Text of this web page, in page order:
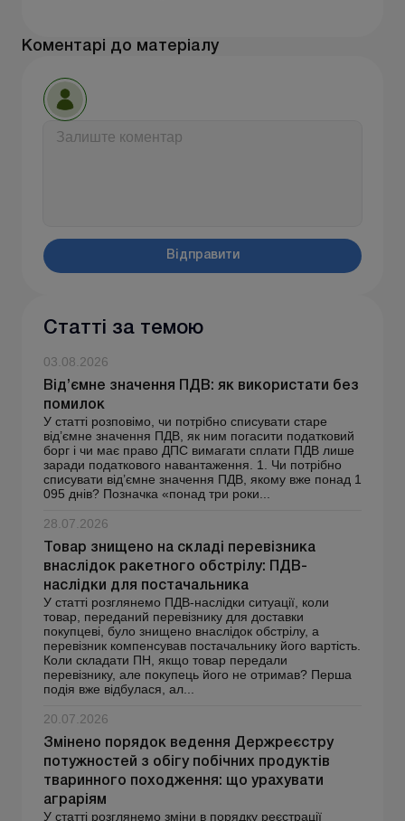
Коментарі до матеріалу
Відправити
Статті за темою
03.08.2026
Від’ємне значення ПДВ: як використати без
помилок
У статті розповімо, чи потрібно списувати старе
від’ємне значення ПДВ, як ним погасити податковий
борг і чи має право ДПС вимагати сплати ПДВ лише
заради податкового навантаження. 1. Чи потрібно
списувати від’ємне значення ПДВ, якому вже понад 1
095 днів? Позначка «понад три роки...
28.07.2026
Товар знищено на складі перевізника
внаслідок ракетного обстрілу: ПДВ-
наслідки для постачальника
У статті розглянемо ПДВ-наслідки ситуації, коли
товар, переданий перевізнику для доставки
покупцеві, було знищено внаслідок обстрілу, а
перевізник компенсував постачальнику його вартість.
Коли складати ПН, якщо товар передали
перевізнику, але покупець його не отримав? Перша
подія вже відбулася, ал...
20.07.2026
Змінено порядок ведення Держреєстру
потужностей з обігу побічних продуктів
тваринного походження: що урахувати
аграріям
У статті розглянемо зміни в порядку реєстрації